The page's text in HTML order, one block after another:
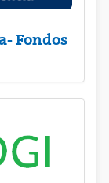
Fondos